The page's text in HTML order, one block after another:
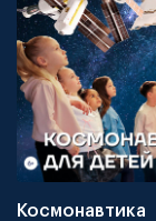
Космонавтика